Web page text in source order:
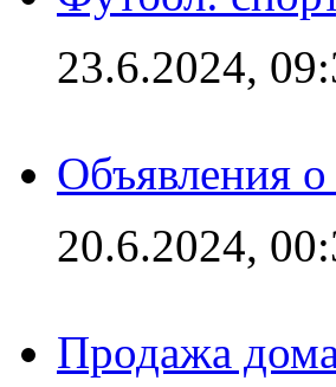
23.6.2024,
Объявления
20.6.2024,
Продажа